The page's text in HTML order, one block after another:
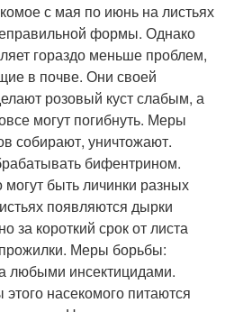
с мая по июнь на листьях
формы. Однако
гораздо меньше проблем,
в почве. Они своей
розовый куст слабым, а
могут погибнуть. Меры
собирают, уничтожают.
бифентрином.
быть личинки разных
появляются дырки
за короткий срок от листа
прожилки. Меры борьбы:
любыми инсектицидами.
насекомого питаются